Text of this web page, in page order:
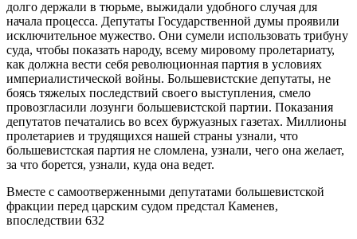
долго держали в тюрьме, выжидали удобного случая для
начала процесса. Депутаты Государственной думы проявили
исключительное мужество. Они сумели использовать трибуну
суда, чтобы показать народу, всему мировому пролетариату,
как должна вести себя революционная партия в условиях
империалистической войны. Большевистские депутаты, не
боясь тяжелых последствий своего выступления, смело
провозгласили лозунги большевистской партии. Показания
депутатов печатались во всех буржуазных газетах. Миллионы
пролетариев и трудящихся нашей страны узнали, что
большевистская партия не сломлена, узнали, чего она желает,
за что борется, узнали, куда она ведет.
Вместе с самоотверженными депутатами большевистской
фракции перед царским судом предстал Каменев,
впоследствии 632